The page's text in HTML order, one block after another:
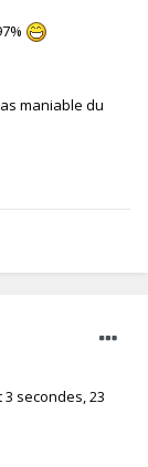
maniable du
secondes, 23